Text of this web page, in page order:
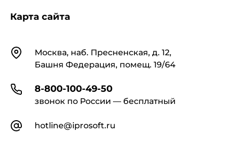
КонтактыМосква, наб. Пресненская, д. 12,
Башня Федерация, помещ. 19/64
8-800-100-49-50
звонок по России — бесплатный
hotline@iprosoft.ru
Карта сайта